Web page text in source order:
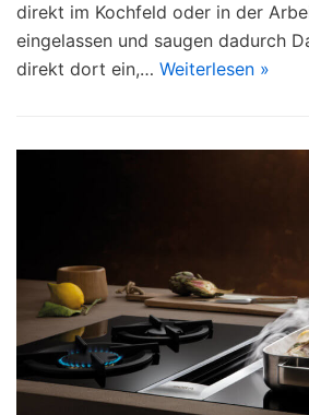
direkt im Kochfeld oder in der
eingelassen und saugen dadurch
direkt dort ein,… Weiterlesen »